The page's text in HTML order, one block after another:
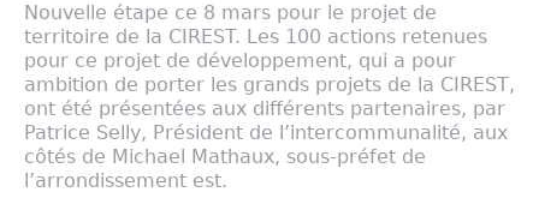
Nouvelle étape ce 8 mars pour le projet de
territoire de la CIREST. Les 100 actions retenues
pour ce projet de développement, qui a pour
ambition de porter les grands projets de la CIREST,
ont été présentées aux différents partenaires, par
Patrice Selly, Président de l’intercommunalité, aux
côtés de Michael Mathaux, sous-préfet de
l’arrondissement est.